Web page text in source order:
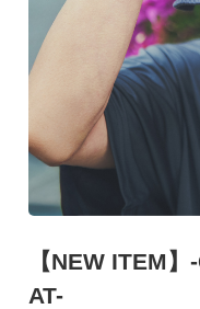
【NEW ITEM
AT-